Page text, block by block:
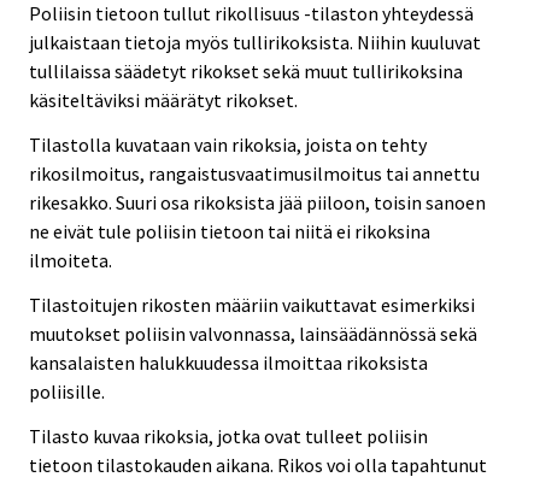
Poliisin tietoon tullut rikollisuus -tilaston yhteydessä
julkaistaan tietoja myös tullirikoksista. Niihin kuuluvat
tullilaissa säädetyt rikokset sekä muut tullirikoksina
käsiteltäviksi määrätyt rikokset.
Tilastolla kuvataan vain rikoksia, joista on tehty
rikosilmoitus, rangaistusvaatimusilmoitus tai annettu
rikesakko. Suuri osa rikoksista jää piiloon, toisin sanoen
ne eivät tule poliisin tietoon tai niitä ei rikoksina
ilmoiteta.
Tilastoitujen rikosten määriin vaikuttavat esimerkiksi
muutokset poliisin valvonnassa, lainsäädännössä sekä
kansalaisten halukkuudessa ilmoittaa rikoksista
poliisille.
Tilasto kuvaa rikoksia, jotka ovat tulleet poliisin
tietoon tilastokauden aikana. Rikos voi olla tapahtunut